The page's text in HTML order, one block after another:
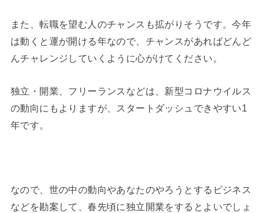
また、転職を望む人のチャンスも拡がりそうです。今年
は動くと運が開ける年なので、チャンスがあればどんど
んチャレンジしていくように心がけてください。
独立・開業、フリーランスなどは、新型コロナウイルス
の動向にもよりますが、スタートダッシュできやすい1
年です。
なので、世の中の動向やあなたのやろうとするビジネス
などを勘案して、春先頃に独立開業をするとよいでしょ